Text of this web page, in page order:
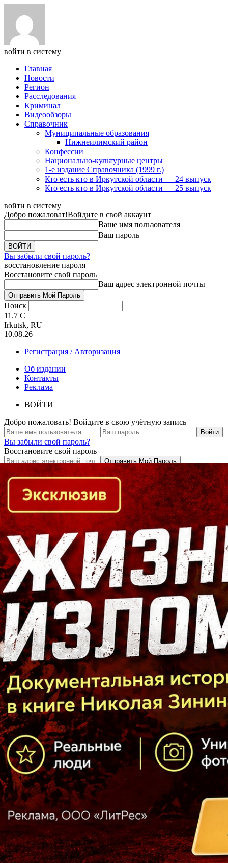
войти в систему
Главная
Новости
Регион
Расследования
Криминал
Видеообзоры
Справочник
Муниципальные образования
Нижнеилимский район
Конфессии
Национально-культурные центры
1-е издание Справочника (1999 г.)
Кто есть кто в Иркутской области — 24 выпуск
Кто есть кто в Иркутской области — 25 выпуск
войти в систему
Добро пожаловат!Войдите в свой аккаунт
Ваше имя пользователя
Ваш пароль
Вы забыли свой пароль?
восстановление пароля
Восстановите свой пароль
Ваш адрес электронной почты
Поиск
11.7 C
Irkutsk, RU
10.08.26
Регистрация / Авторизация
Об издании
Контакты
Реклама
ВОЙТИ
Добро пожаловать! Войдите в свою учётную запись
Вы забыли свой пароль?
Восстановите свой пароль
Кто есть кто в Байкальском регионе